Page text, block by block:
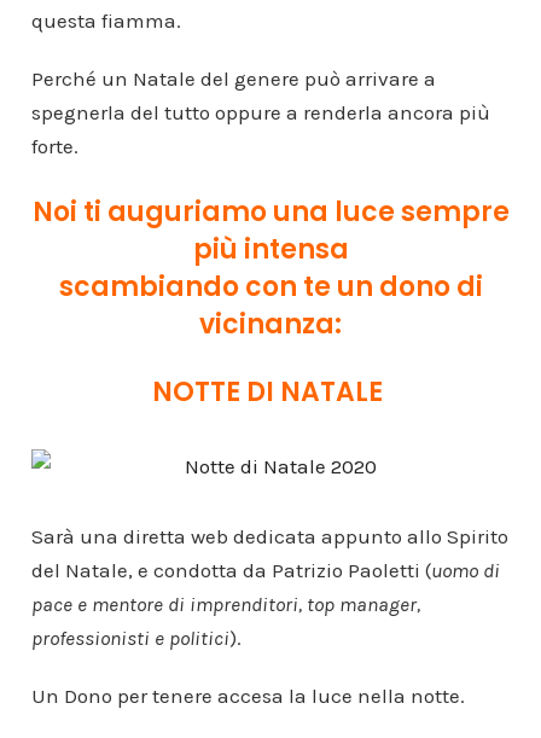
questa fiamma.
Perché un Natale del genere può arrivare a
spegnerla del tutto oppure a renderla ancora più
forte.
Noi ti auguriamo una luce sempre
più intensa
scambiando con te un dono di
vicinanza:
NOTTE DI NATALE
Sarà una diretta web dedicata appunto allo Spirito
del Natale, e condotta da Patrizio Paoletti (uomo di
pace e mentore di imprenditori, top manager,
professionisti e politici).
Un Dono per tenere accesa la luce nella notte.